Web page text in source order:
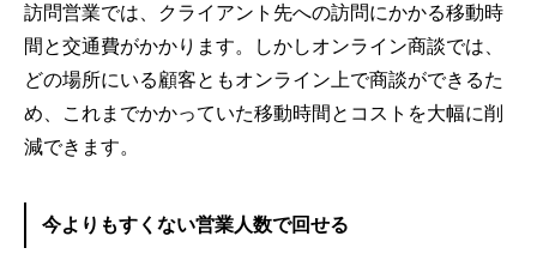
訪問営業では、クライアント先への訪問にかかる移動時
間と交通費がかかります。しかしオンライン商談では、
どの場所にいる顧客ともオンライン上で商談ができるた
め、これまでかかっていた移動時間とコストを大幅に削
減できます。
今よりもすくない営業人数で回せる